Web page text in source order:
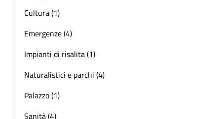
Cultura (1)
Emergenze (4)
Impianti di risalita (1)
Naturalistici e parchi (4)
Palazzo (1)
Sanità (4)